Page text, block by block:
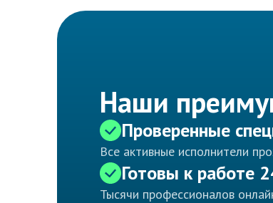
Наши
Проверенные
Все активные исполнители
Готовы к работе
Тысячи профессионалов